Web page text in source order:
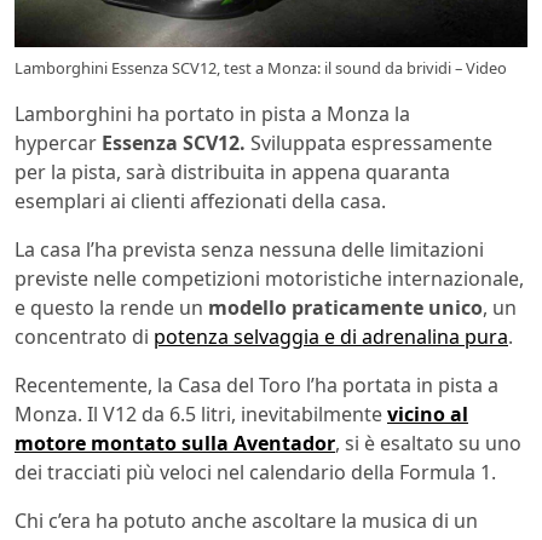
Lamborghini Essenza SCV12, test a Monza: il sound da brividi – Video
Lamborghini ha portato in pista a Monza la
hypercar Essenza SCV12. Sviluppata espressamente
per la pista, sarà distribuita in appena quaranta
esemplari ai clienti affezionati della casa.
La casa l’ha prevista senza nessuna delle limitazioni
previste nelle competizioni motoristiche internazionale,
e questo la rende un modello praticamente unico, un
concentrato di potenza selvaggia e di adrenalina pura.
Recentemente, la Casa del Toro l’ha portata in pista a
Monza. Il V12 da 6.5 litri, inevitabilmentevicino al
motore montato sulla Aventador, si è esaltato su uno
dei tracciati più veloci nel calendario della Formula 1.
Chi c’era ha potuto anche ascoltare la musica di un